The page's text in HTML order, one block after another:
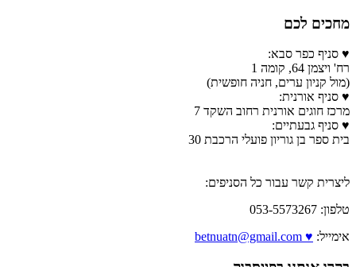
מחכים לכם
♥ סניף כפר סבא:
רח' ויצמן 64, קומה 1
(מול קניון ערים, חניה חופשית)
♥ סניף אורנית:
מרכז חוגים אורנית רחוב השקד 7
♥ סניף גבעתיים:
בית ספר בן גוריון פועלי הרכבת 30
ליצרית קשר עבור כל הסניפים:
טלפון: 053-5573267
אימייל: ♥ betnuatn@gmail.com